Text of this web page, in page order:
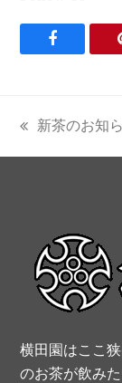
F
c
o
k
previous
post:
新茶のお知
横田園はここ
のお茶が飲み